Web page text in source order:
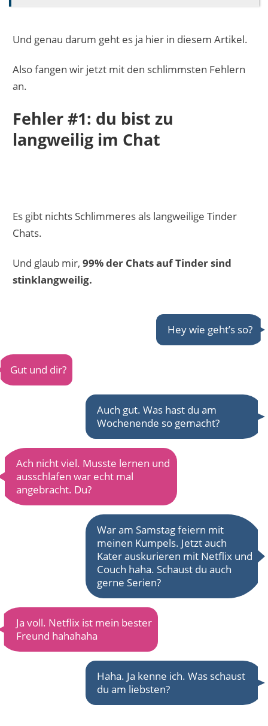
Und genau darum geht es ja hier in diesem Artikel.
Also fangen wir jetzt mit den schlimmsten Fehlern
an.
Fehler #1: du bist zu
langweilig im Chat
Es gibt nichts Schlimmeres als langweilige Tinder
Chats.
Und glaub mir, 99% der Chats auf Tinder sind
stinklangweilig.
Hey wie geht’s so?
Gut und dir?
Auch gut. Was hast du am
Wochenende so gemacht?
Ach nicht viel. Musste lernen und
ausschlafen war echt mal
angebracht. Du?
War am Samstag feiern mit
meinen Kumpels. Jetzt auch
Kater auskurieren mit Netflix und
Couch haha. Schaust du auch
gerne Serien?
Ja voll. Netflix ist mein bester
Freund hahahaha
Haha. Ja kenne ich. Was schaust
du am liebsten?